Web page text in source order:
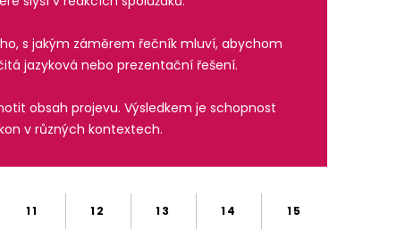
s jakým záměrem řečník mluví, abychom
jazyková nebo prezentační řešení.
obsah projevu. Výsledkem je schopnost
v různých kontextech.
11 12 13 14 15